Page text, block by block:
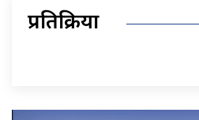
प्रतिक्रिया